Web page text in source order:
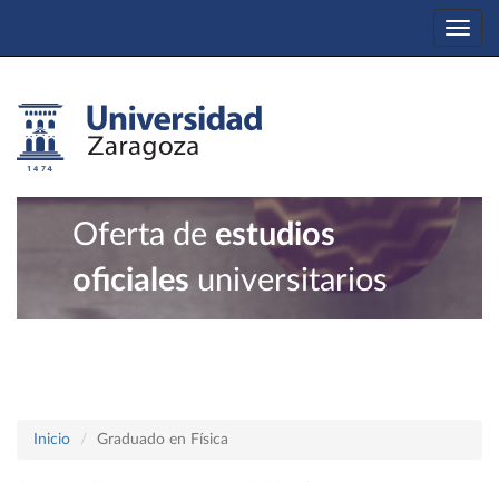
Oferta de estudios
oficiales universitarios
Inicio Graduado en Física